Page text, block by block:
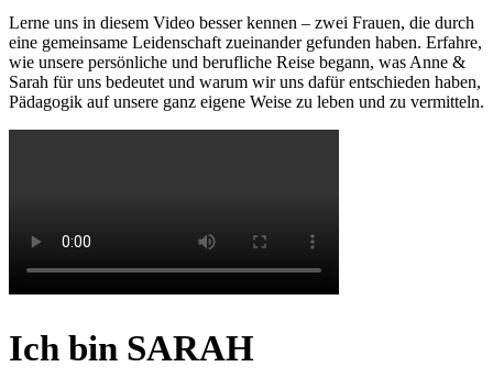
Lerne uns in diesem Video besser kennen – zwei Frauen, die durch
eine gemeinsame Leidenschaft zueinander gefunden haben. Erfahre,
wie unsere persönliche und berufliche Reise begann, was Anne &
Sarah für uns bedeutet und warum wir uns dafür entschieden haben,
Pädagogik auf unsere ganz eigene Weise zu leben und zu vermitteln.
Ich bin SARAH